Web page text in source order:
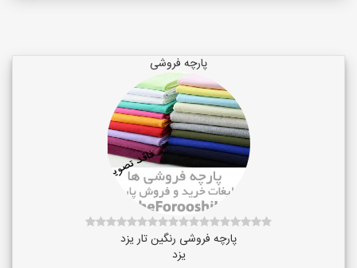
پارچه فروشی
پارچه فروشی رنگین تار یزد
یزد